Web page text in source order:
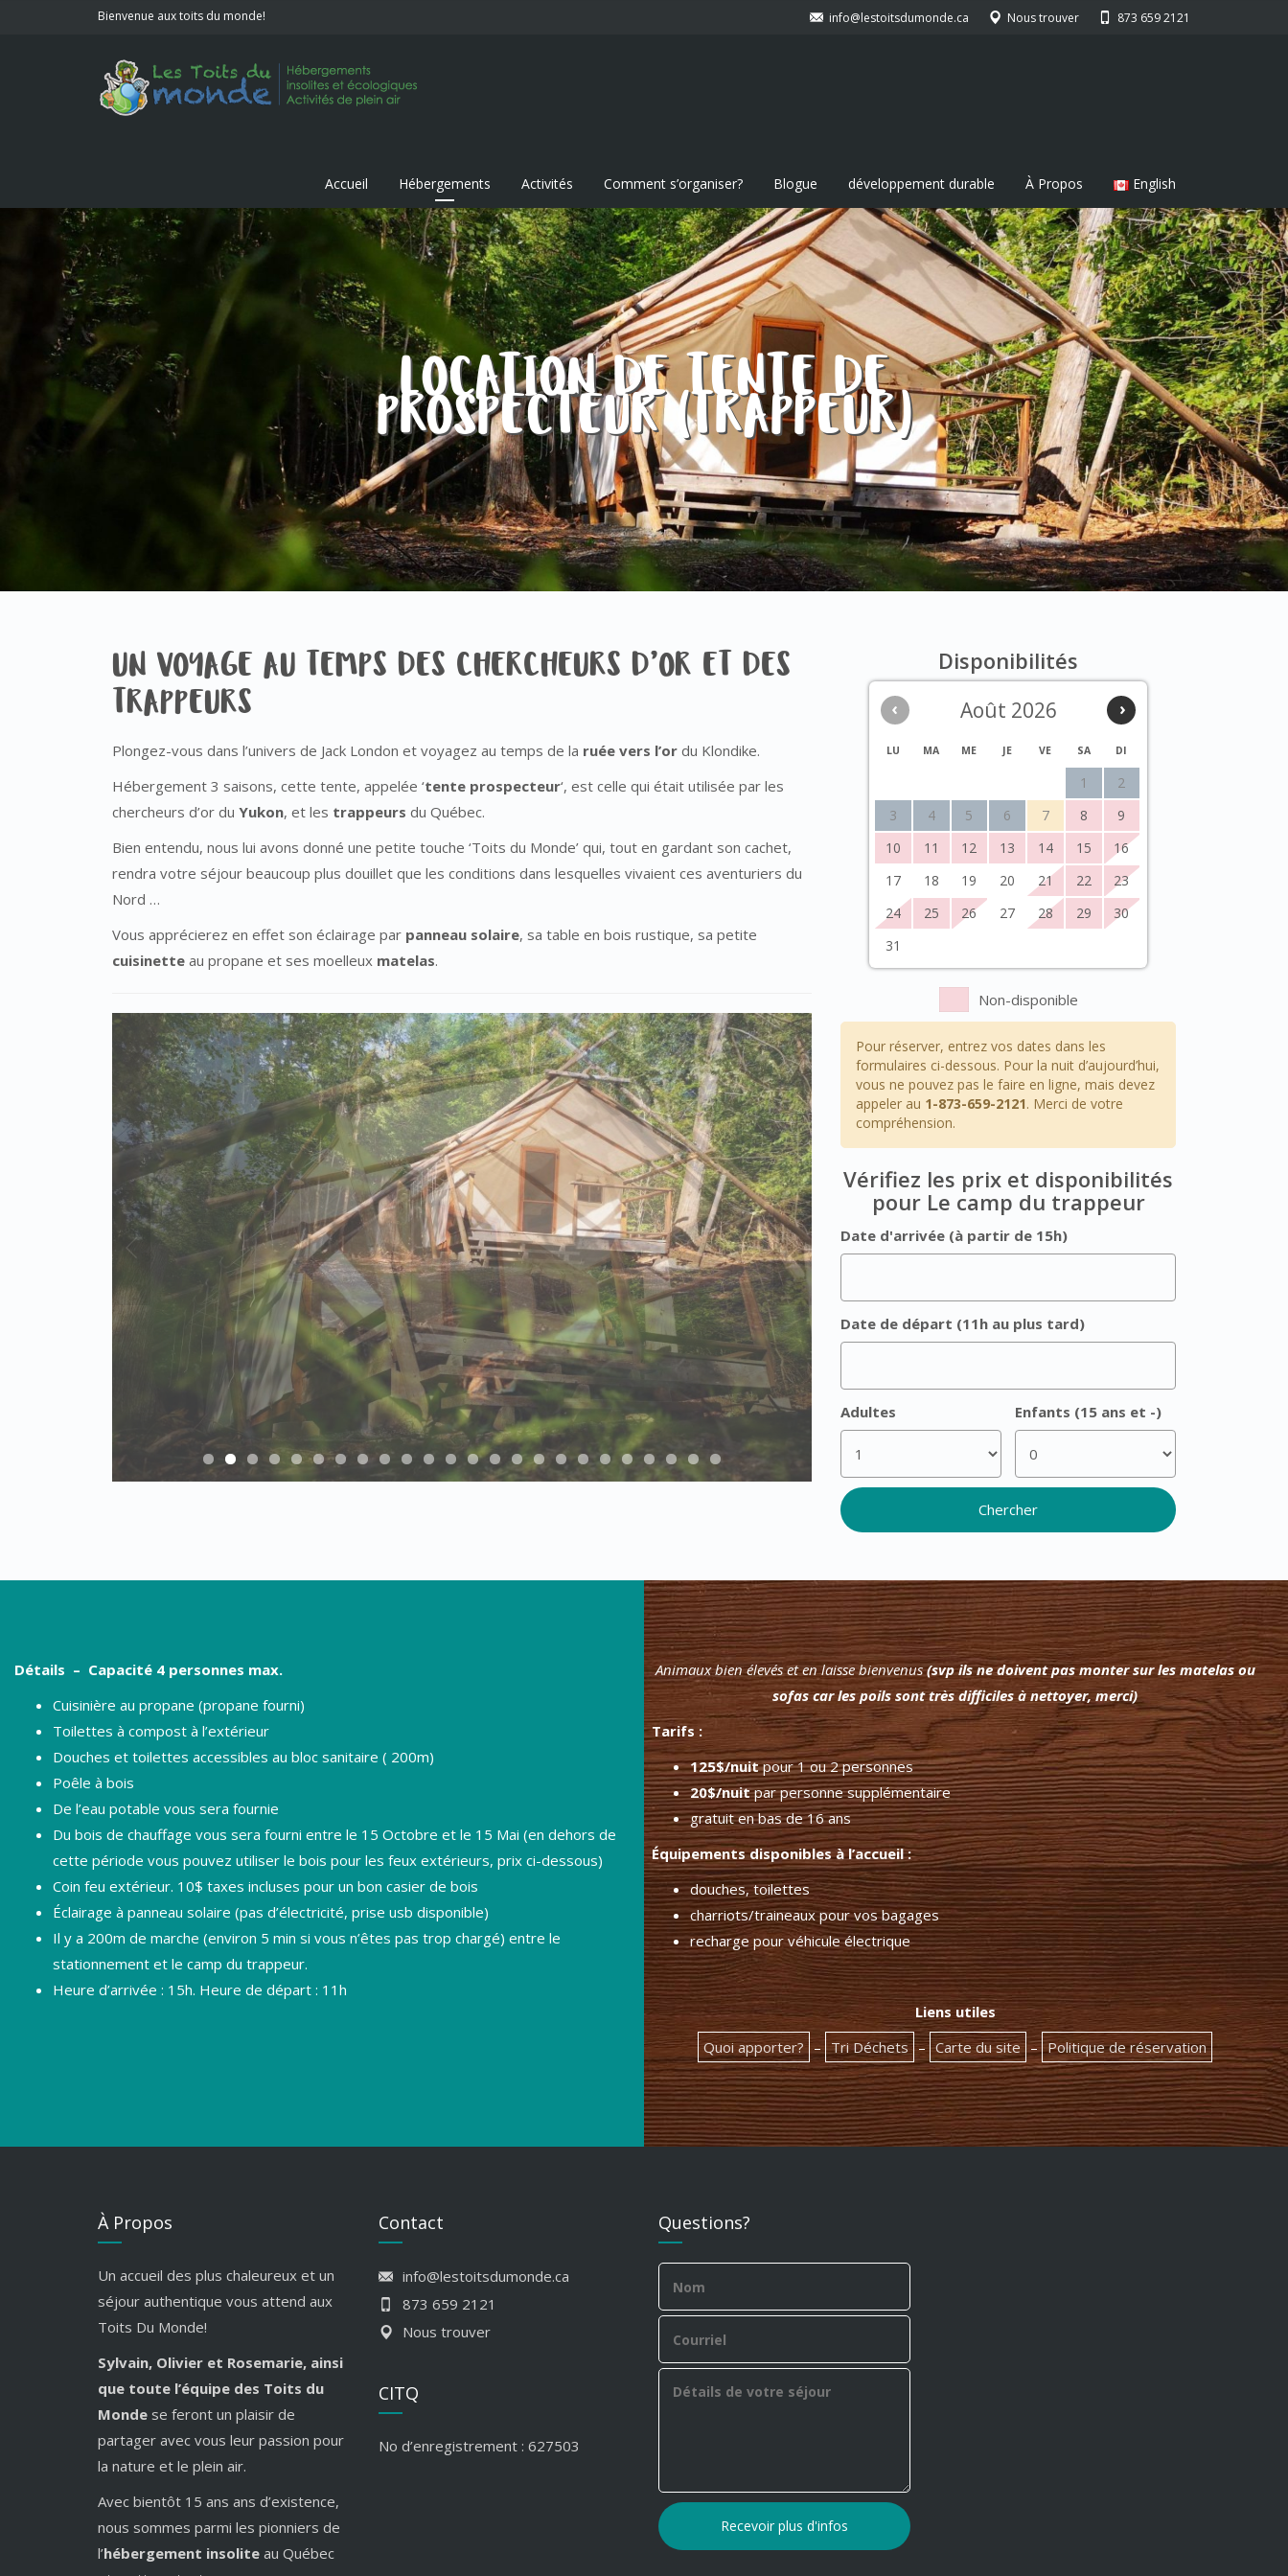
Bienvenue aux toits du monde! info@lestoitsdumonde.ca Nous trouver 873 659 2121
Accueil Hébergements Activités Comment s’organiser? Blogue développement durable À Propos English
LOCATION DE TENTE DE
PROSPECTEUR (TRAPPEUR)
UN VOYAGE AU TEMPS DES CHERCHEURS D’OR ET DES
TRAPPEURS
Plongez-vous dans l’univers de Jack London et voyagez au temps de la ruée vers l’or du Klondike.
Hébergement 3 saisons, cette tente, appelée ‘tente prospecteur‘, est celle qui était utilisée par les
chercheurs d’or du Yukon, et les trappeurs du Québec.
Bien entendu, nous lui avons donné une petite touche ‘Toits du Monde’ qui, tout en gardant son cachet,
rendra votre séjour beaucoup plus douillet que les conditions dans lesquelles vivaient ces aventuriers du
Nord …
Vous apprécierez en effet son éclairage par panneau solaire, sa table en bois rustique, sa petite
cuisinette au propane et ses moelleux matelas.
Disponibilités
‹ ›
Août 2026
LU MA ME JE VE SA DI
1
2
3
4 5 6 7 8
9
10
11 12 13 14 15
16
17
18 19 20 21 22
23
24
25 26 27 28 29
30
31
Non-disponible
Pour réserver, entrez vos dates dans les
formulaires ci-dessous. Pour la nuit d’aujourd’hui,
vous ne pouvez pas le faire en ligne, mais devez
appeler au 1-873-659-2121. Merci de votre
compréhension.
Vérifiez les prix et disponibilités
pour Le camp du trappeur
Date d'arrivée (à partir de 15h)
Date de départ (11h au plus tard)
Adultes Enfants (15 ans et -)
Détails – Capacité 4 personnes max.
Cuisinière au propane (propane fourni)
Toilettes à compost à l’extérieur
Douches et toilettes accessibles au bloc sanitaire ( 200m)
Poêle à bois
De l’eau potable vous sera fournie
Du bois de chauffage vous sera fourni entre le 15 Octobre et le 15 Mai (en dehors de
cette période vous pouvez utiliser le bois pour les feux extérieurs, prix ci-dessous)
Coin feu extérieur. 10$ taxes incluses pour un bon casier de bois
Éclairage à panneau solaire (pas d’électricité, prise usb disponible)
Il y a 200m de marche (environ 5 min si vous n’êtes pas trop chargé) entre le
stationnement et le camp du trappeur.
Heure d’arrivée : 15h. Heure de départ : 11h
Animaux bien élevés et en laisse bienvenus(svp ils ne doivent pas monter sur les matelas ou
sofas car les poils sont très difficiles à nettoyer, merci)
Tarifs :
125$/nuitpour 1 ou 2 personnes
20$/nuitpar personne supplémentaire
gratuit en bas de 16 ans
Équipements disponibles à l’accueil :
douches, toilettes
charriots/traineaux pour vos bagages
recharge pour véhicule électrique
Liens utiles
Quoi apporter? – Tri Déchets – Carte du site – Politique de réservation
À Propos
Un accueil des plus chaleureux et un
séjour authentique vous attend aux
Toits Du Monde!
Sylvain, Olivier et Rosemarie, ainsi
que toute l’équipe des Toits du
Monde se feront un plaisir de
partager avec vous leur passion pour
la nature et le plein air.
Avec bientôt 15 ans ans d’existence,
nous sommes parmi les pionniers de
l’hébergement insolite au Québec
Contact
info@lestoitsdumonde.ca
873 659 2121
Nous trouver
CITQ
No d’enregistrement : 627503
Questions?